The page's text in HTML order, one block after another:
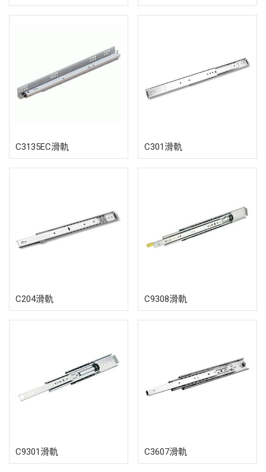
C3135EC滑軌 C301滑軌
C204滑軌 C9308滑軌
C9301滑軌 C3607滑軌